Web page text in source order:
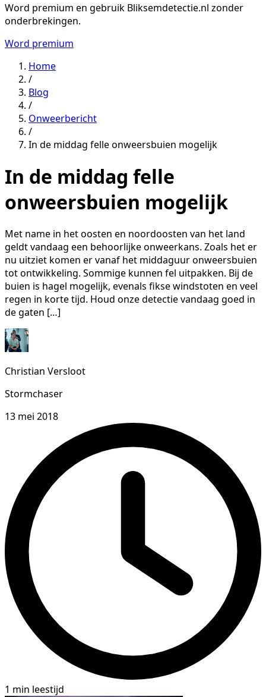
Word premium en gebruik Bliksemdetectie.nl zonder
onderbrekingen.
Word premium
Home
/
Blog
/
Onweerbericht
/
In de middag felle onweersbuien mogelijk
In de middag felle
onweersbuien mogelijk
Met name in het oosten en noordoosten van het land
geldt vandaag een behoorlijke onweerkans. Zoals het er
nu uitziet komen er vanaf het middaguur onweersbuien
tot ontwikkeling. Sommige kunnen fel uitpakken. Bij de
buien is hagel mogelijk, evenals fikse windstoten en veel
regen in korte tijd. Houd onze detectie vandaag goed in
de gaten […]
Christian Versloot
Stormchaser
13 mei 2018
1 min leestijd